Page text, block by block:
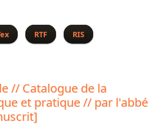
nationale du XIVe siècle à nos jours
directeurs de départements
des livres sur la musique conservés à la
royale / élaboré par Paul Louis Roualle
RTF RIS
// Catalogue de la
et pratique // par l'abbé